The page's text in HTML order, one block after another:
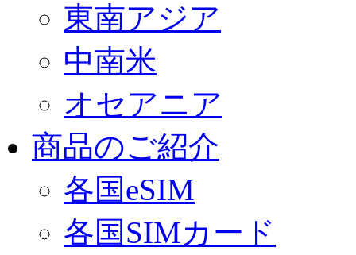
東南アジア
中南米
オセアニア
商品のご紹介
各国eSIM
各国SIMカード